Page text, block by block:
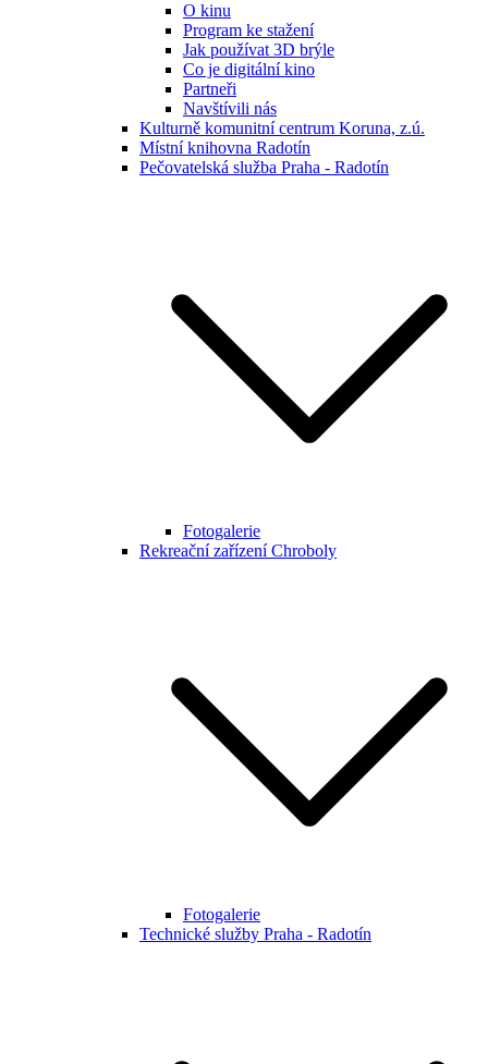
O kinu
Program ke stažení
Jak používat 3D brýle
Co je digitální kino
Partneři
Navštívili nás
Kulturně komunitní centrum Koruna, z.ú.
Místní knihovna Radotín
Pečovatelská služba Praha - Radotín
Fotogalerie
Rekreační zařízení Chroboly
Fotogalerie
Technické služby Praha - Radotín